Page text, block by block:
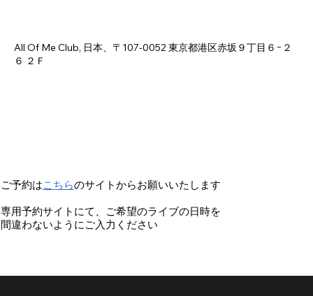
ご予約はこちらのサイトからお願いいたします
専用予約サイトにて、ご希望のライブの日時を
間違わないようにご入力ください
All Of Me Club, 日本、〒107-0052 東京都港区赤坂９丁目６−２
６ ２Ｆ